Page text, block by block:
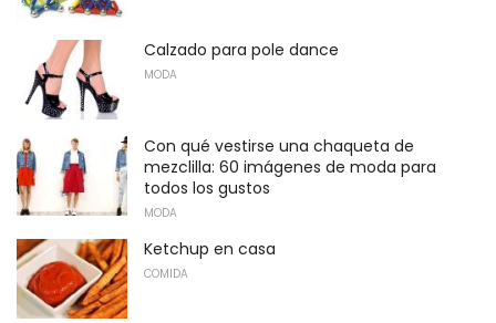
Calzado para pole dance
MODA
Con qué vestirse una chaqueta de
mezclilla: 60 imágenes de moda para
todos los gustos
MODA
Ketchup en casa
COMIDA